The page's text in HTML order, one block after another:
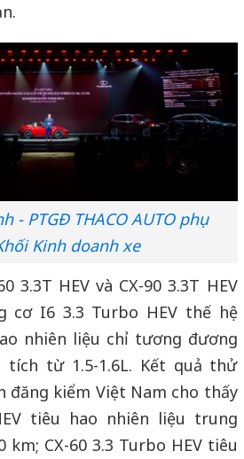
- PTGĐ THACO AUTO phụ
Kinh doanh xe
3.3T HEV và CX-90 3.3T HEV
cơ I6 3.3 Turbo HEV thế hệ
nhiên liệu chỉ tương đương
tích từ 1.5-1.6L. Kết quả thử
đăng kiểm Việt Nam cho thấy
tiêu hao nhiên liệu trung
CX-60 3.3 Turbo HEV tiêu